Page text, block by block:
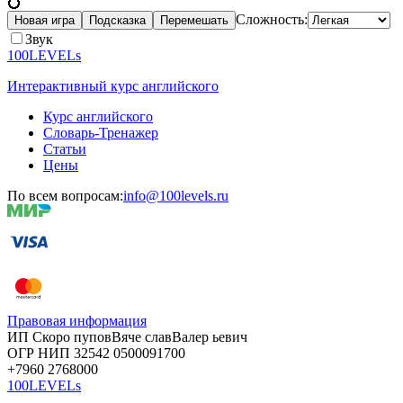
Новая игра Подсказка Перемешать Сложность:
Звук
100LEVELs
Интерактивный курс английского
Курс английского
Словарь-Тренажер
Статьи
Цены
По всем вопросам:info@100levels.ru
Правовая информация
ИП Скоро пуповВяче славВалер ьевич
ОГР НИП 32542 0500091700
+7960 2768000
100LEVELs